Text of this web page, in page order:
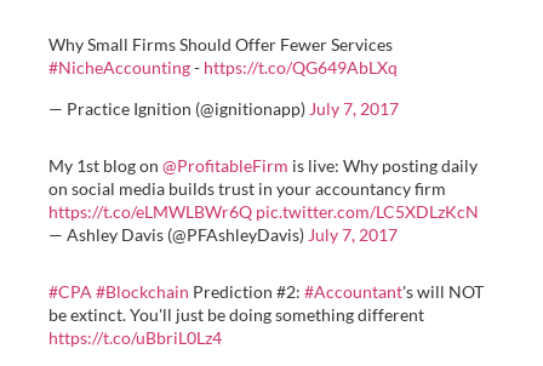
Why Small Firms Should Offer Fewer Services
#NicheAccounting- https://t.co/QG649AbLXq
— Practice Ignition (@ignitionapp) July 7, 2017
My 1st blog on @ProfitableFirm is live: Why posting daily
on social media builds trust in your accountancy firm
https://t.co/eLMWLBWr6Q pic.twitter.com/LC5XDLzKcN
— Ashley Davis (@PFAshleyDavis) July 7, 2017
#CPA #Blockchain Prediction #2: #Accountant's will NOT
be extinct. You'll just be doing something different
https://t.co/uBbriL0Lz4